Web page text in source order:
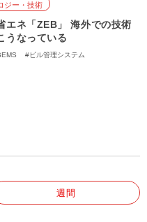
週間
ジー・技術
エネ「ZEB」 海外での技術
うなっている
#ビル管理システム